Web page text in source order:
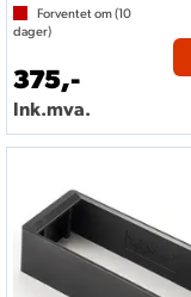
Forventet om (10
dager)
375,-
Ink.mva.